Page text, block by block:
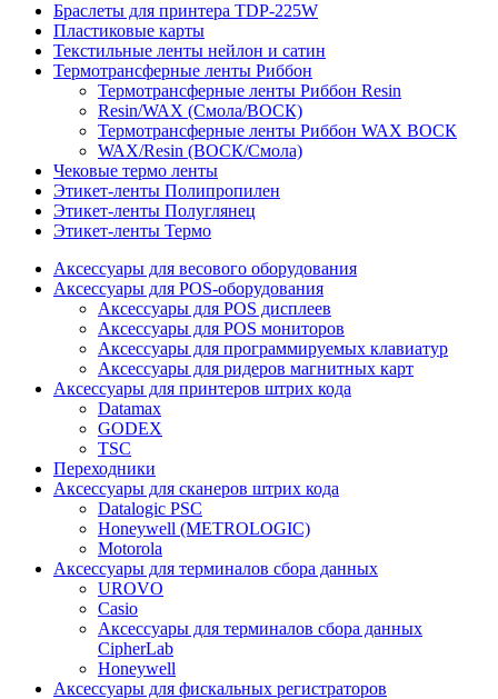
Браслеты для принтера TDP-225W
Пластиковые карты
Текстильные ленты нейлон и сатин
Термотрансферные ленты Риббон
Термотрансферные ленты Риббон Resin
Resin/WAX (Смола/ВОСК)
Термотрансферные ленты Риббон WAX ВОСК
WAX/Resin (ВОСК/Смола)
Чековые термо ленты
Этикет-ленты Полипропилен
Этикет-ленты Полуглянец
Этикет-ленты Термо
Аксессуары для весового оборудования
Аксессуары для POS-оборудования
Аксессуары для POS дисплеев
Аксессуары для POS мониторов
Аксессуары для программируемых клавиатур
Аксессуары для ридеров магнитных карт
Аксессуары для принтеров штрих кода
Datamax
GODEX
TSC
Переходники
Аксессуары для сканеров штрих кода
Datalogic PSC
Honeywell (METROLOGIC)
Motorola
Аксессуары для терминалов сбора данных
UROVO
Casio
Аксессуары для терминалов сбора данных
CipherLab
Honeywell
Аксессуары для фискальных регистраторов